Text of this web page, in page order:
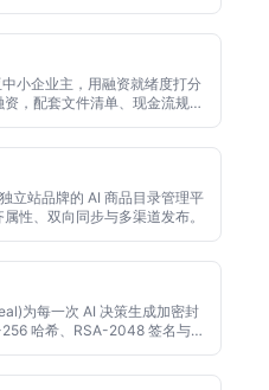
、Verify 的闭环流程，提供
三个版本，价格分别为 149
元，一次性付费，无订阅。设
小企业主，用融资就绪度打分
，配套文件清单、现金流规划
立站品牌的 AI 商品目录管理平
性、双向同步与多渠道发布。
为每一次 AI 决策生成加密封
哈希、RSA-2048 签名与